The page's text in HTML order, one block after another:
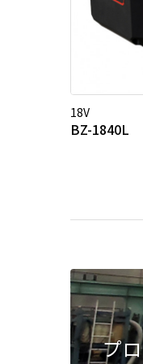
18V
BZ-1840L
プ